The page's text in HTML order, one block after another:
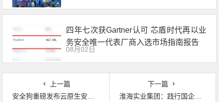
四年七次获Gartner认可 芯盾时代再以业
务安全唯一代表厂商入选市场指南报告
08月02日
上一篇
安全狗重磅发布云原生安全及数据安全新品
下一篇
淮海实业集团：践行国企担当，以安全之势成长久之业